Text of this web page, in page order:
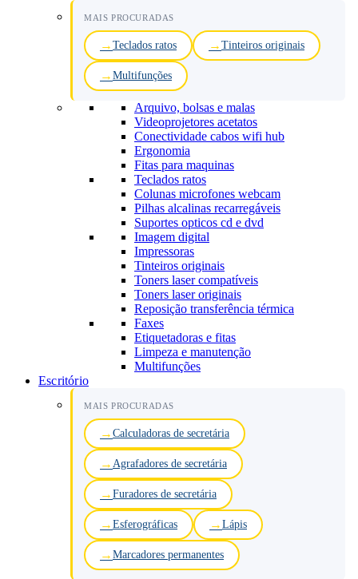
MAIS PROCURADAS
Teclados ratos Tinteiros originais
Multifunções
Arquivo, bolsas e malas
Videoprojetores acetatos
Conectividade cabos wifi hub
Ergonomia
Fitas para maquinas
Teclados ratos
Colunas microfones webcam
Pilhas alcalinas recarregáveis
Suportes opticos cd e dvd
Imagem digital
Impressoras
Tinteiros originais
Toners laser compatíveis
Toners laser originais
Reposição transferência térmica
Faxes
Etiquetadoras e fitas
Limpeza e manutenção
Multifunções
Escritório
MAIS PROCURADAS
Calculadoras de secretária
Agrafadores de secretária
Furadores de secretária
Esferográficas Lápis
Marcadores permanentes